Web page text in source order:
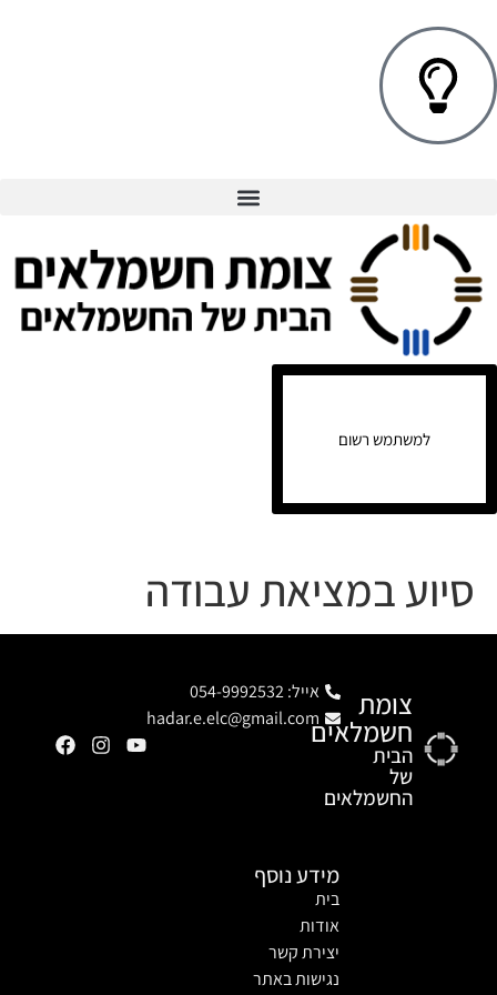
למשתמש רשום
סיוע במציאת עבודה
צומת
חשמלאים
הבית
של
החשמלאים
אייל: 054-9992532
hadar.e.elc@gmail.com
מידע נוסף
בית
אודות
יצירת קשר
נגישות באתר